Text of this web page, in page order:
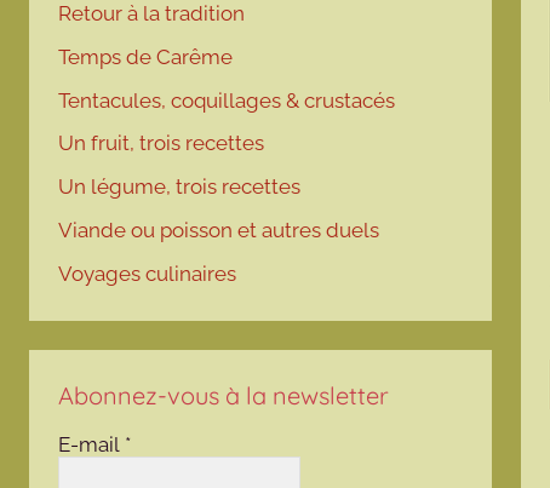
Retour à la tradition
Temps de Carême
Tentacules, coquillages & crustacés
Un fruit, trois recettes
Un légume, trois recettes
Viande ou poisson et autres duels
Voyages culinaires
Abonnez-vous à la newsletter
E-mail *